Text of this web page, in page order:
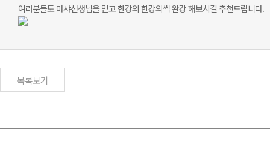
여러분들도 마샤선생님을 믿고 한강의 한강의씩 완강 해보시길 추천드립니다.
목록보기